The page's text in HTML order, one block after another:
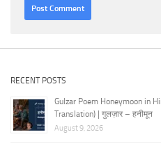
RECENT POSTS
Gulzar Poem Honeymoon in
Translation) | गुलज़ार – हनीमून
August 9, 2026